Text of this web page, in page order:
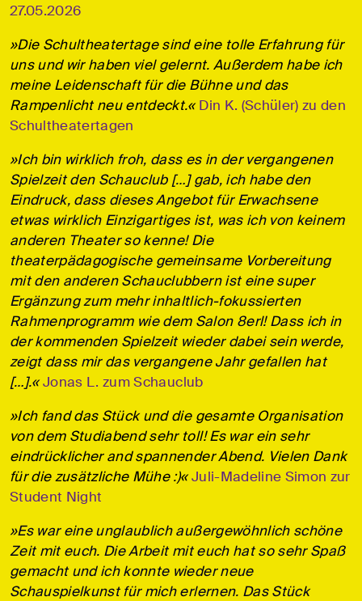
27.05.2026
»Die Schultheatertage sind eine tolle Erfahrung für
uns und wir haben viel gelernt. Außerdem habe ich
meine Leidenschaft für die Bühne und das
Rampenlicht neu entdeckt.«Din K. (Schüler) zu den
Schultheatertagen
»Ich bin wirklich froh, dass es in der vergangenen
Spielzeit den Schauclub […] gab, ich habe den
Eindruck, dass dieses Angebot für Erwachsene
etwas wirklich Einzigartiges ist, was ich von keinem
anderen Theater so kenne! Die
theaterpädagogische gemeinsame Vorbereitung
mit den anderen Schauclubbern ist eine super
Ergänzung zum mehr inhaltlich-fokussierten
Rahmenprogramm wie dem Salon 8erl! Dass ich in
der kommenden Spielzeit wieder dabei sein werde,
zeigt dass mir das vergangene Jahr gefallen hat
[…].«Jonas L. zum Schauclub
»Ich fand das Stück und die gesamte Organisation
von dem Studiabend sehr toll! Es war ein sehr
eindrücklicher and spannender Abend. Vielen Dank
für die zusätzliche Mühe :)«Juli-Madeline Simon zur
Student Night
»Es war eine unglaublich außergewöhnlich schöne
Zeit mit euch. Die Arbeit mit euch hat so sehr Spaß
gemacht und ich konnte wieder neue
Schauspielkunst für mich erlernen. Das Stück